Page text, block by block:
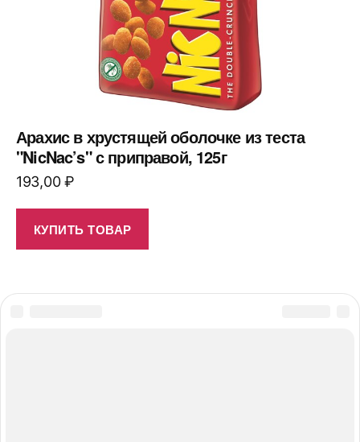
Арахис в хрустящей оболочке из теста
"NicNac’s" с приправой, 125г
193,00₽
КУПИТЬ ТОВАР